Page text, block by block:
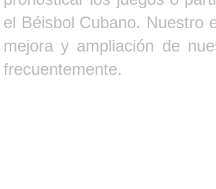
el Béisbol Cubano. Nuestro
mejora y ampliación de
frecuentemente.